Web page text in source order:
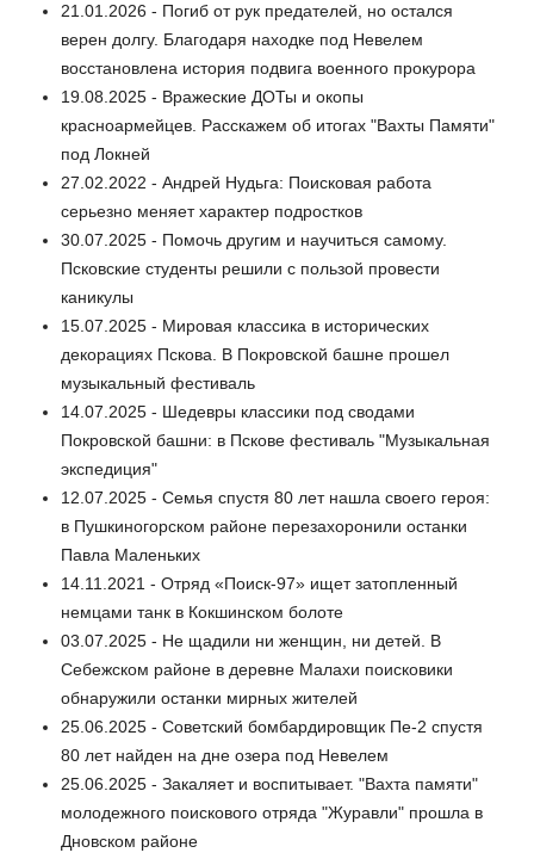
21.01.2026 - Погиб от рук предателей, но остался
верен долгу. Благодаря находке под Невелем
восстановлена история подвига военного прокурора
19.08.2025 - Вражеские ДОТы и окопы
красноармейцев. Расскажем об итогах "Вахты Памяти"
под Локней
27.02.2022 - Андрей Нудьга: Поисковая работа
серьезно меняет характер подростков
30.07.2025 - Помочь другим и научиться самому.
Псковские студенты решили с пользой провести
каникулы
15.07.2025 - Мировая классика в исторических
декорациях Пскова. В Покровской башне прошел
музыкальный фестиваль
14.07.2025 - Шедевры классики под сводами
Покровской башни: в Пскове фестиваль "Музыкальная
экспедиция"
12.07.2025 - Семья спустя 80 лет нашла своего героя:
в Пушкиногорском районе перезахоронили останки
Павла Маленьких
14.11.2021 - Отряд «Поиск-97» ищет затопленный
немцами танк в Кокшинском болоте
03.07.2025 - Не щадили ни женщин, ни детей. В
Себежском районе в деревне Малахи поисковики
обнаружили останки мирных жителей
25.06.2025 - Советский бомбардировщик Пе-2 спустя
80 лет найден на дне озера под Невелем
25.06.2025 - Закаляет и воспитывает. "Вахта памяти"
молодежного поискового отряда "Журавли" прошла в
Дновском районе